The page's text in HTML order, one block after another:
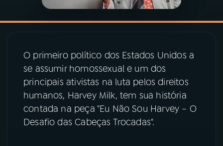
PODCASTS
07ÚLTIMAS
PRÊMIO RÁDIO MEC
O primeiro político dos Estados Unidos a
se assumir homossexual e um dos
principais ativistas na luta pelos direitos
humanos, Harvey Milk, tem sua história
contada na peça "Eu Não Sou Harvey – O
Desafio das Cabeças Trocadas".